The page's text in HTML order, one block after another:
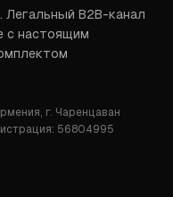
Легальный B2B-канал
с настоящим
г. Чаренцаван
56804995